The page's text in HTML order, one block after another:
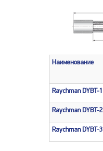
Наименование
Raychman DYBT-1
Raychman DYBT-2
Raychman DYBT-3